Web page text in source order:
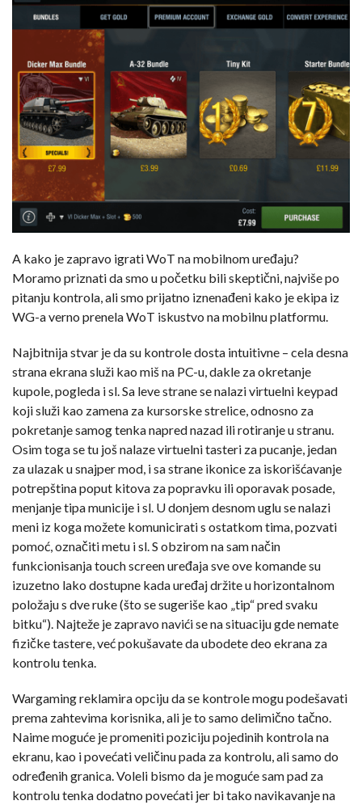
A kako je zapravo igrati WoT na mobilnom uređaju?
Moramo priznati da smo u početku bili skeptični, najviše po
pitanju kontrola, ali smo prijatno iznenađeni kako je ekipa iz
WG-a verno prenela WoT iskustvo na mobilnu platformu.
Najbitnija stvar je da su kontrole dosta intuitivne – cela desna
strana ekrana služi kao miš na PC-u, dakle za okretanje
kupole, pogleda i sl. Sa leve strane se nalazi virtuelni keypad
koji služi kao zamena za kursorske strelice, odnosno za
pokretanje samog tenka napred nazad ili rotiranje u stranu.
Osim toga se tu još nalaze virtuelni tasteri za pucanje, jedan
za ulazak u snajper mod, i sa strane ikonice za iskorišćavanje
potrepština poput kitova za popravku ili oporavak posade,
menjanje tipa municije i sl. U donjem desnom uglu se nalazi
meni iz koga možete komunicirati s ostatkom tima, pozvati
pomoć, označiti metu i sl. S obzirom na sam način
funkcionisanja touch screen uređaja sve ove komande su
izuzetno lako dostupne kada uređaj držite u horizontalnom
položaju s dve ruke (što se sugeriše kao „tip“ pred svaku
bitku“). Najteže je zapravo navići se na situaciju gde nemate
fizičke tastere, već pokušavate da ubodete deo ekrana za
kontrolu tenka.
Wargaming reklamira opciju da se kontrole mogu podešavati
prema zahtevima korisnika, ali je to samo delimično tačno.
Naime moguće je promeniti poziciju pojedinih kontrola na
ekranu, kao i povećati veličinu pada za kontrolu, ali samo do
određenih granica. Voleli bismo da je moguće sam pad za
kontrolu tenka dodatno povećati jer bi tako navikavanje na